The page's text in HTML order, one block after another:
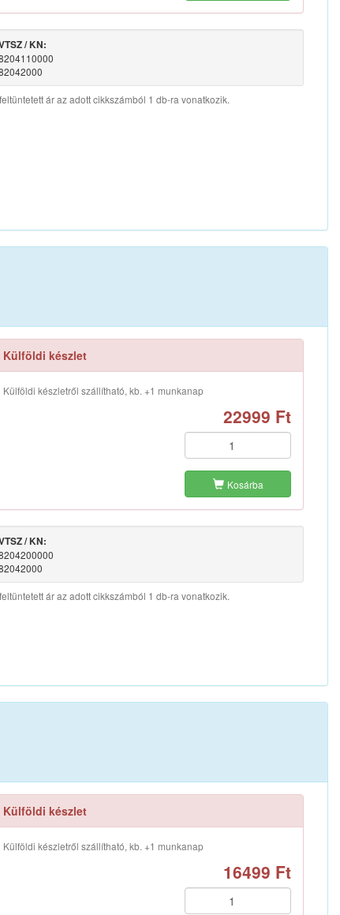
/ KN:
ár az adott cikkszámból 1 db-ra vonatkozik.
Külföldi készlet
Külföldi készletről szállítható, kb. +1 munkanap
22999 Ft
Kosárba
/ KN:
ár az adott cikkszámból 1 db-ra vonatkozik.
Külföldi készlet
Külföldi készletről szállítható, kb. +1 munkanap
16499 Ft